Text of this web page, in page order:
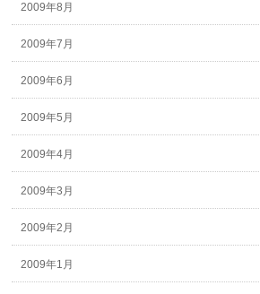
2009年8月
2009年7月
2009年6月
2009年5月
2009年4月
2009年3月
2009年2月
2009年1月